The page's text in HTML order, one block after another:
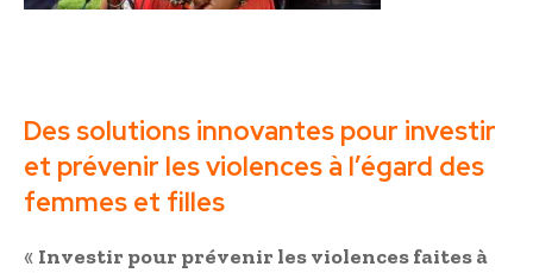
Des solutions innovantes pour investir
et prévenir les violences à l’égard des
femmes et filles
« Investir pour prévenir les violences faites à